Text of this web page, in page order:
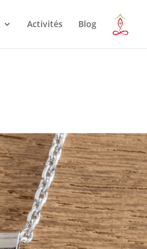
Activités Blog